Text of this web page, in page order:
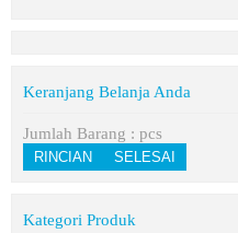
Keranjang Belanja Anda
Jumlah Barang : pcs
RINCIAN SELESAI
Kategori Produk